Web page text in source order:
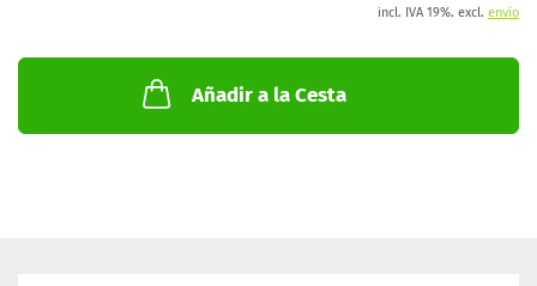
incl. IVA 19%. excl. envío
Añadir a la Cesta